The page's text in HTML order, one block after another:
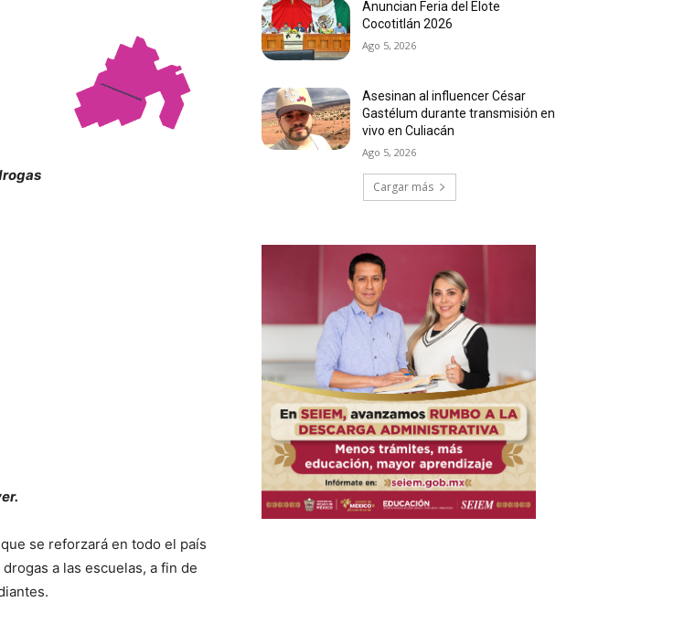
se reforzará en todo el país
a las escuelas, a fin de
Anuncian Feria del Elote
Cocotitlán 2026
Ago 5, 2026
Asesinan al influencer César
Gastélum durante transmisión en
vivo en Culiacán
Ago 5, 2026
Cargar más